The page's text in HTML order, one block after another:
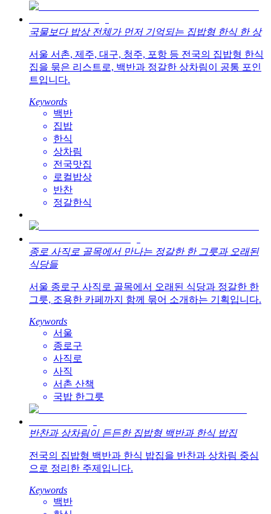
국물보다 밥상 전체가 먼저 기억되는 집밥형 한식 한 상
서울 서촌, 제주, 대구, 청주, 포항 등 전국의 집밥형 한식
집을 묶은 리스트로, 백반과 정갈한 상차림이 공통 포인
트입니다.
Keywords
백반
집밥
한식
상차림
전국맛집
로컬밥상
반찬
정갈한식
종로 사직로 골목에서 만나는 정갈한 한 그릇과 오래된
식당들
서울 종로구 사직로 골목에서 오래된 식당과 정갈한 한
그릇, 조용한 카페까지 함께 묶어 소개하는 기획입니다.
Keywords
서울
종로구
사직로
사직
서촌 산책
국밥 한그릇
반찬과 상차림이 든든한 집밥형 백반과 한식 밥집
전국의 집밥형 백반과 한식 밥집을 반찬과 상차림 중심
으로 정리한 주제입니다.
Keywords
백반